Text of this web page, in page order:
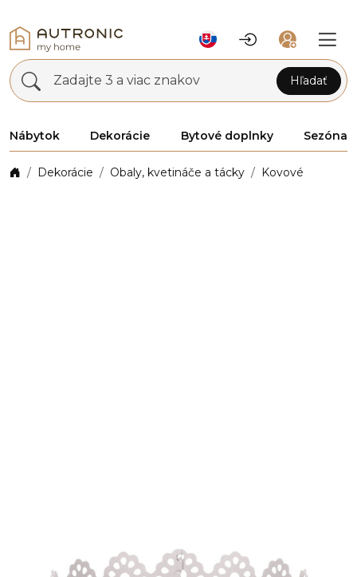
Zadajte 3 a viac znakov Hľadať
Nábytok Dekorácie Bytové doplnky Sezóna
Dekorácie Obaly, kvetináče a tácky Kovové